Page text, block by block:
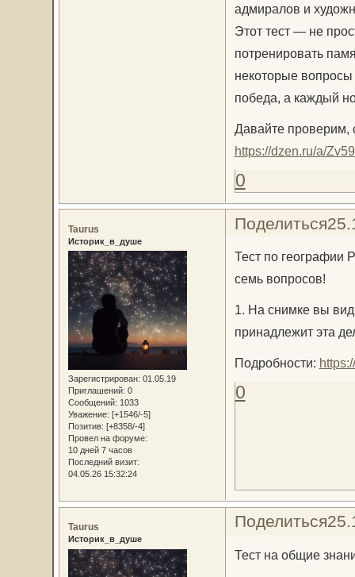
адмиралов и
Этот тест — не
потренировать
некоторые
победа, а каждый
Давайте проверим,
https://dzen.ru/a/
0
Поделиться
Taurus
Историк_в_душе
Зарегистрирован: 01.05.19
Приглашений: 0
Сообщений: 1033
Уважение: [+1546/-5]
Позитив: [+8358/-4]
Провел на форуме:
10 дней 7 часов
Последний визит:
04.05.26 15:32:24
Тест по географии
семь вопросов!
1. На снимке вы
принадлежит эта
Подробности:
0
Поделиться
Taurus
Историк_в_душе
Тест на общие